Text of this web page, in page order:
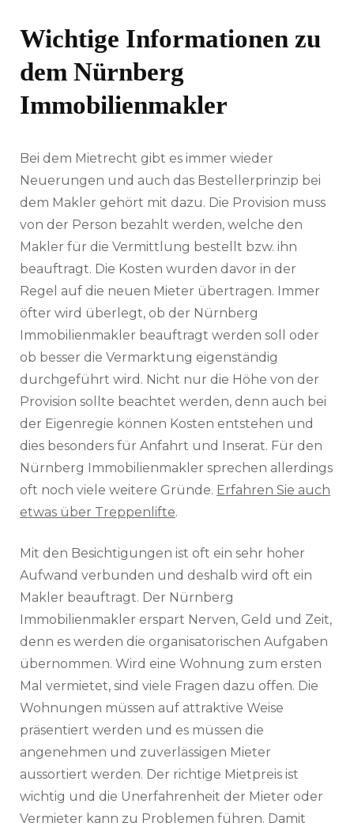
Wichtige Informationen zu
dem Nürnberg
Immobilienmakler
Bei dem Mietrecht gibt es immer wieder
Neuerungen und auch das Bestellerprinzip bei
dem Makler gehört mit dazu. Die Provision muss
von der Person bezahlt werden, welche den
Makler für die Vermittlung bestellt bzw. ihn
beauftragt. Die Kosten wurden davor in der
Regel auf die neuen Mieter übertragen. Immer
öfter wird überlegt, ob der Nürnberg
Immobilienmakler beauftragt werden soll oder
ob besser die Vermarktung eigenständig
durchgeführt wird. Nicht nur die Höhe von der
Provision sollte beachtet werden, denn auch bei
der Eigenregie können Kosten entstehen und
dies besonders für Anfahrt und Inserat. Für den
Nürnberg Immobilienmakler sprechen allerdings
oft noch viele weitere Gründe. Erfahren Sie auch
etwas über Treppenlifte.
Mit den Besichtigungen ist oft ein sehr hoher
Aufwand verbunden und deshalb wird oft ein
Makler beauftragt. Der Nürnberg
Immobilienmakler erspart Nerven, Geld und Zeit,
denn es werden die organisatorischen Aufgaben
übernommen. Wird eine Wohnung zum ersten
Mal vermietet, sind viele Fragen dazu offen. Die
Wohnungen müssen auf attraktive Weise
präsentiert werden und es müssen die
angenehmen und zuverlässigen Mieter
aussortiert werden. Der richtige Mietpreis ist
wichtig und die Unerfahrenheit der Mieter oder
Vermieter kann zu Problemen führen. Damit